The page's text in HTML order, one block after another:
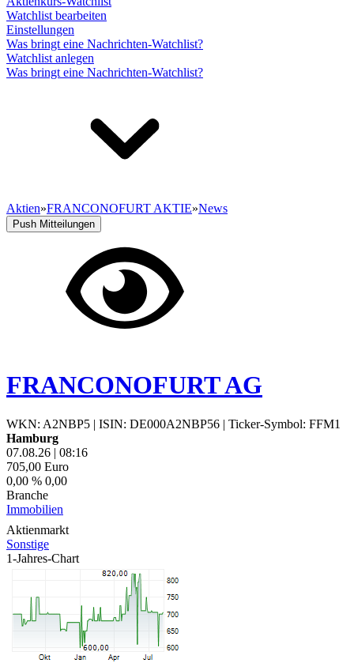
Watchlist bearbeiten
Einstellungen
Was bringt eine Nachrichten-Watchlist?
Watchlist anlegen
Was bringt eine Nachrichten-Watchlist?
Aktien»FRANCONOFURT AKTIE»News
Push Mitteilungen
FRANCONOFURT AG
WKN: A2NBP5 | ISIN: DE000A2NBP56 | Ticker-Symbol: FFM1
Hamburg
07.08.26 | 08:16
705,00 Euro
0,00 % 0,00
Branche
Immobilien
Aktienmarkt
Sonstige
1-Jahres-Chart